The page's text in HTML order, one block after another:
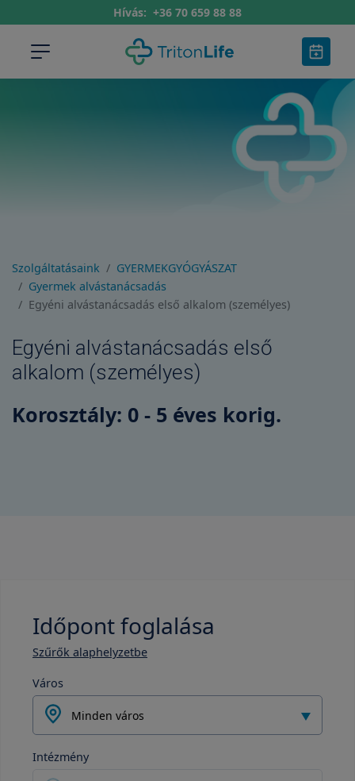
Hívás: +36 70 659 88 88
Szolgáltatásaink
GYERMEKGYÓGYÁSZAT
Gyermek alvástanácsadás
Egyéni alvástanácsadás első alkalom (személyes)
Egyéni alvástanácsadás első
alkalom (személyes)
Korosztály: 0 - 5 éves korig.
Időpont foglalása
Szűrők alaphelyzetbe
Város
Minden város
Intézmény